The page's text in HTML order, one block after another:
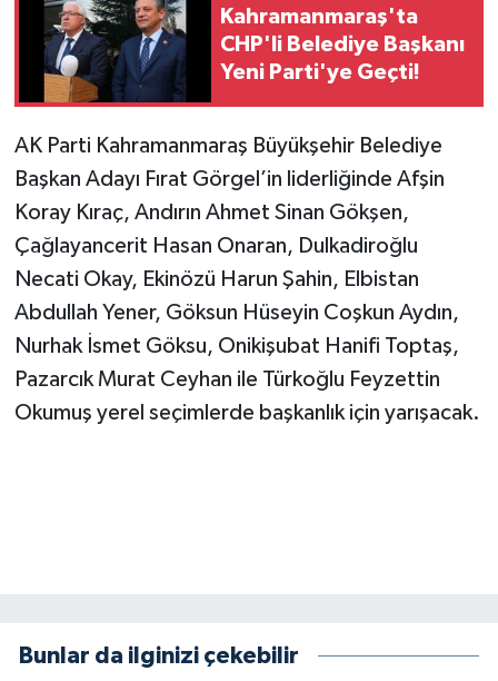
Kahramanmaraş'ta
CHP'li Belediye Başkanı
Yeni Parti'ye Geçti!
AK Parti Kahramanmaraş Büyükşehir Belediye
Başkan Adayı Fırat Görgel’in liderliğinde Afşin
Koray Kıraç, Andırın Ahmet Sinan Gökşen,
Çağlayancerit Hasan Onaran, Dulkadiroğlu
Necati Okay, Ekinözü Harun Şahin, Elbistan
Abdullah Yener, Göksun Hüseyin Coşkun Aydın,
Nurhak İsmet Göksu, Onikişubat Hanifi Toptaş,
Pazarcık Murat Ceyhan ile Türkoğlu Feyzettin
Okumuş yerel seçimlerde başkanlık için yarışacak.
Bunlar da ilginizi çekebilir
MEDYA
SEÇİM 2011
BİLİMNET
Yemek
SİVİL TOPLUM
SEÇİM 2014
KİM KİMDİR